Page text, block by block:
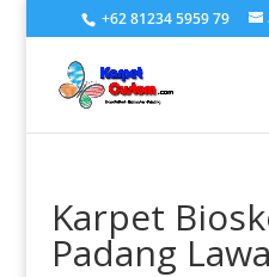
+62 81234 5959 79
Karpet
Padang